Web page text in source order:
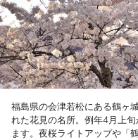
福島県の会津若松にある鶴ヶ
れた花見の名所。例年4月上
ます。夜桜ライトアップや「